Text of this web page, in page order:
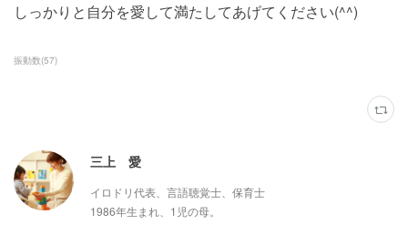
しっかりと自分を愛して満たしてあげてください(^^)
振動数(57)
三上 愛
イロドリ代表、言語聴覚士、保育士
1986年生まれ、1児の母。